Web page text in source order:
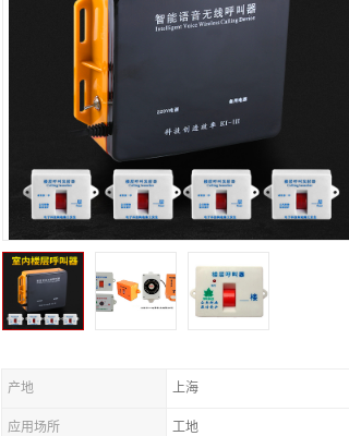
产地 上海
应用场所 工地